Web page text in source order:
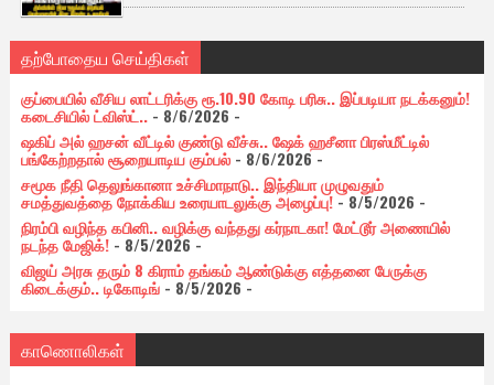
தற்போதைய செய்திகள்
குப்பையில் வீசிய லாட்டரிக்கு ரூ.10.90 கோடி பரிசு.. இப்படியா நடக்கனும்!
கடைசியில் ட்விஸ்ட்..- 8/6/2026 -
ஷகிப் அல் ஹசன் வீட்டில் குண்டு வீச்சு.. ஷேக் ஹசீனா பிரஸ்மீட்டில்
பங்கேற்றதால் சூறையாடிய கும்பல்- 8/6/2026-
சமூக நீதி தெலுங்கானா உச்சிமாநாடு.. இந்தியா முழுவதும்
சமத்துவத்தை நோக்கிய உரையாடலுக்கு அழைப்பு!- 8/5/2026 -
நிரம்பி வழிந்த கபினி.. வழிக்கு வந்தது கர்நாடகா! மேட்டூர் அணையில்
நடந்த மேஜிக்!- 8/5/2026 -
விஜய் அரசு தரும் 8 கிராம் தங்கம் ஆண்டுக்கு எத்தனை பேருக்கு
கிடைக்கும்.. டிகோடிங்- 8/5/2026 -
காணொலிகள்